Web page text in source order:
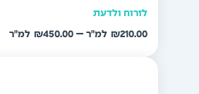
לזרוח ולדעת
₪210.00
–
₪450.00